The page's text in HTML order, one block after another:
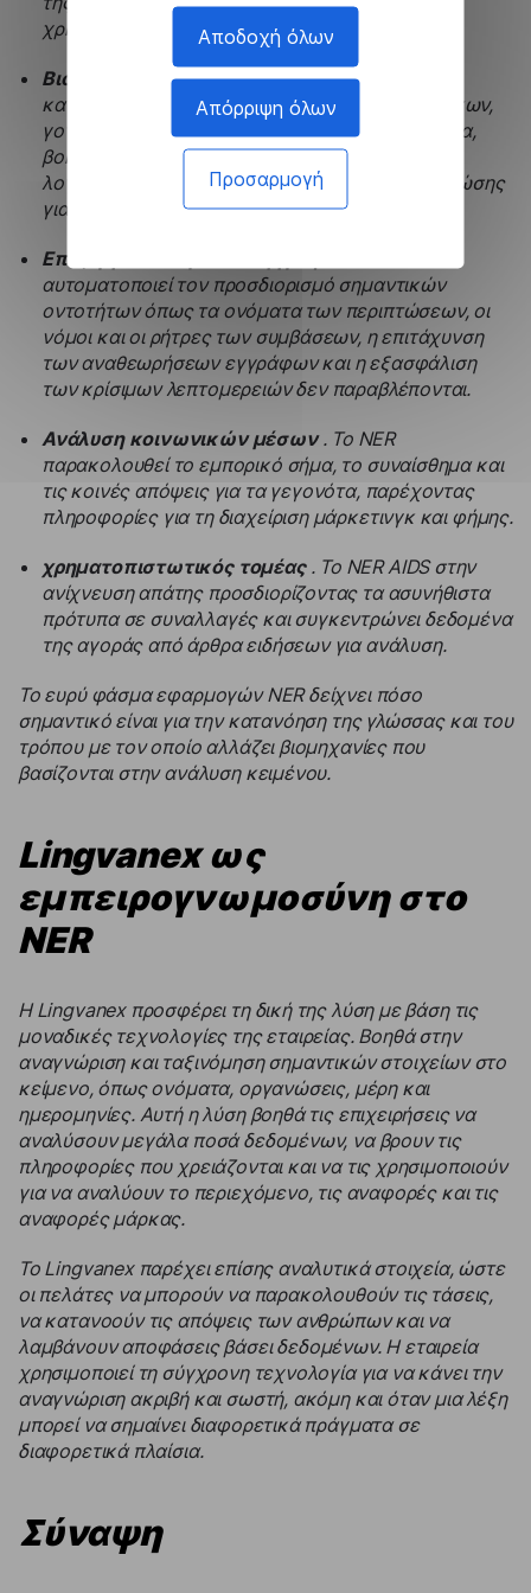
Αποδοχή όλων
Απόρριψη όλων
Προσαρμογή
χρηστών.
Βιοϊατρική έρευνα. Τα εκχυλίσματα NER και
κατηγοριοποιούν όρους όπως ονόματα φαρμάκων,
γονίδια και ασθένειες από επιστημονικά κείμενα,
βοηθώντας σε ταχύτερες ανασκοπήσεις της
λογοτεχνίας και την ανάπτυξη γραφημάτων γνώσης
για ιατρικές εξελίξεις.
Επεξεργασία νομικών εγγράφων
αυτοματοποιεί τον προσδιορισμό σημαντικών
οντοτήτων όπως τα ονόματα των περιπτώσεων, οι
νόμοι και οι ρήτρες των συμβάσεων, η επιτάχυνση
των αναθεωρήσεων εγγράφων και η εξασφάλιση
των κρίσιμων λεπτομερειών δεν παραβλέπονται.
Ανάλυση κοινωνικών μέσων. Το NER
παρακολουθεί το εμπορικό σήμα, το συναίσθημα και
τις κοινές απόψεις για τα γεγονότα, παρέχοντας
πληροφορίες για τη διαχείριση μάρκετινγκ και φήμης.
χρηματοπιστωτικός τομέας . Το NER AIDS στην
ανίχνευση απάτης προσδιορίζοντας τα ασυνήθιστα
πρότυπα σε συναλλαγές και συγκεντρώνει δεδομένα
της αγοράς από άρθρα ειδήσεων για ανάλυση.
Το ευρύ φάσμα εφαρμογών NER δείχνει πόσο
σημαντικό είναι για την κατανόηση της γλώσσας και του
τρόπου με τον οποίο αλλάζει βιομηχανίες που
βασίζονται στην ανάλυση κειμένου.
Lingvanex ως
εμπειρογνωμοσύνη στο
NER
Η Lingvanex προσφέρει τη δική της λύση με βάση τις
μοναδικές τεχνολογίες της εταιρείας. Βοηθά στην
αναγνώριση και ταξινόμηση σημαντικών στοιχείων στο
κείμενο, όπως ονόματα, οργανώσεις, μέρη και
ημερομηνίες. Αυτή η λύση βοηθά τις επιχειρήσεις να
αναλύσουν μεγάλα ποσά δεδομένων, να βρουν τις
πληροφορίες που χρειάζονται και να τις χρησιμοποιούν
για να αναλύουν το περιεχόμενο, τις αναφορές και τις
αναφορές μάρκας.
Το Lingvanex παρέχει επίσης αναλυτικά στοιχεία, ώστε
οι πελάτες να μπορούν να παρακολουθούν τις τάσεις,
να κατανοούν τις απόψεις των ανθρώπων και να
λαμβάνουν αποφάσεις βάσει δεδομένων. Η εταιρεία
χρησιμοποιεί τη σύγχρονη τεχνολογία για να κάνει την
αναγνώριση ακριβή και σωστή, ακόμη και όταν μια λέξη
μπορεί να σημαίνει διαφορετικά πράγματα σε
διαφορετικά πλαίσια.
Σύναψη